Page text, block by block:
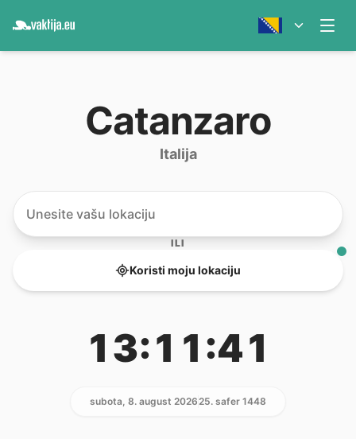
Catanzaro
Italija
ILI
Koristi moju lokaciju
13:11:41
subota, 8. august 202625. safer 1448